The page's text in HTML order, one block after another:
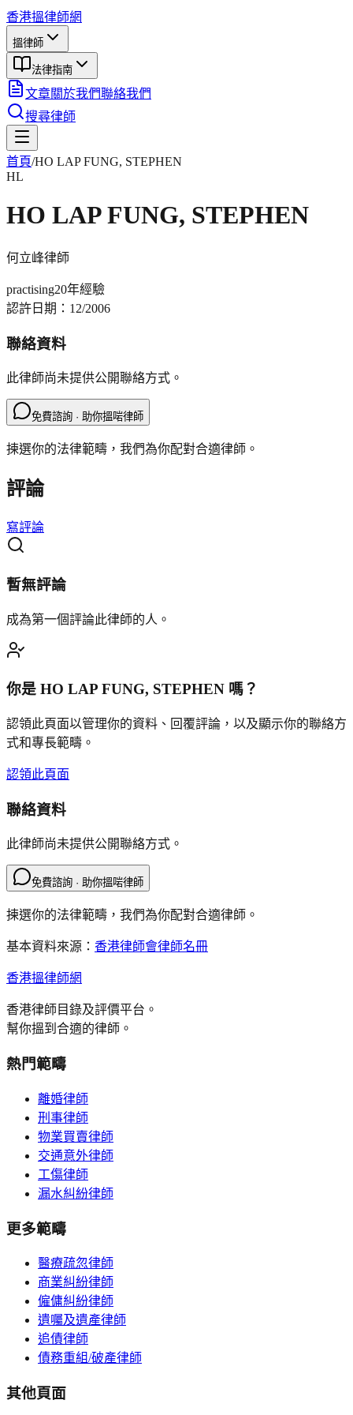
香港搵律師網
搵律師
法律指南
文章關於我們聯絡我們
搜尋律師
首頁/HO LAP FUNG, STEPHEN
HL
HO LAP FUNG, STEPHEN
何立峰律師
practising20年經驗
認許日期： 12/2006
聯絡資料
此律師尚未提供公開聯絡方式。
免費諮詢 · 助你搵啱律師
揀選你的法律範疇，我們為你配對合適律師。
評論
寫評論
暫無評論
成為第一個評論此律師的人。
你是 HO LAP FUNG, STEPHEN 嗎？
認領此頁面以管理你的資料、回覆評論，以及顯示你的聯絡方
式和專長範疇。
認領此頁面
聯絡資料
此律師尚未提供公開聯絡方式。
免費諮詢 · 助你搵啱律師
揀選你的法律範疇，我們為你配對合適律師。
基本資料來源： 香港律師會律師名冊
香港搵律師網
香港律師目錄及評價平台。
幫你搵到合適的律師。
熱門範疇
離婚律師
刑事律師
物業買賣律師
交通意外律師
工傷律師
漏水糾紛律師
更多範疇
醫療疏忽律師
商業糾紛律師
僱傭糾紛律師
遺囑及遺產律師
追債律師
債務重組/破產律師
其他頁面